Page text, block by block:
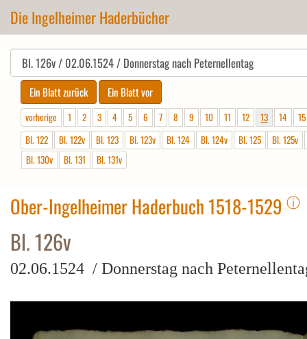
Die Ingelheimer Haderbücher
vorherige 1 2 3 4 5 6 7 8 9 10 11 12 13 14
15
Bl. 122
Bl. 122v Bl. 123 Bl. 123v Bl. 124 Bl. 124v Bl. 125
Bl. 125v
Bl. 130v
Bl. 131 Bl. 131v
Ober-Ingelheimer Haderbuch 1518-1529 ⓘ
Bl. 126v
02.06.1524 / Donnerstag nach